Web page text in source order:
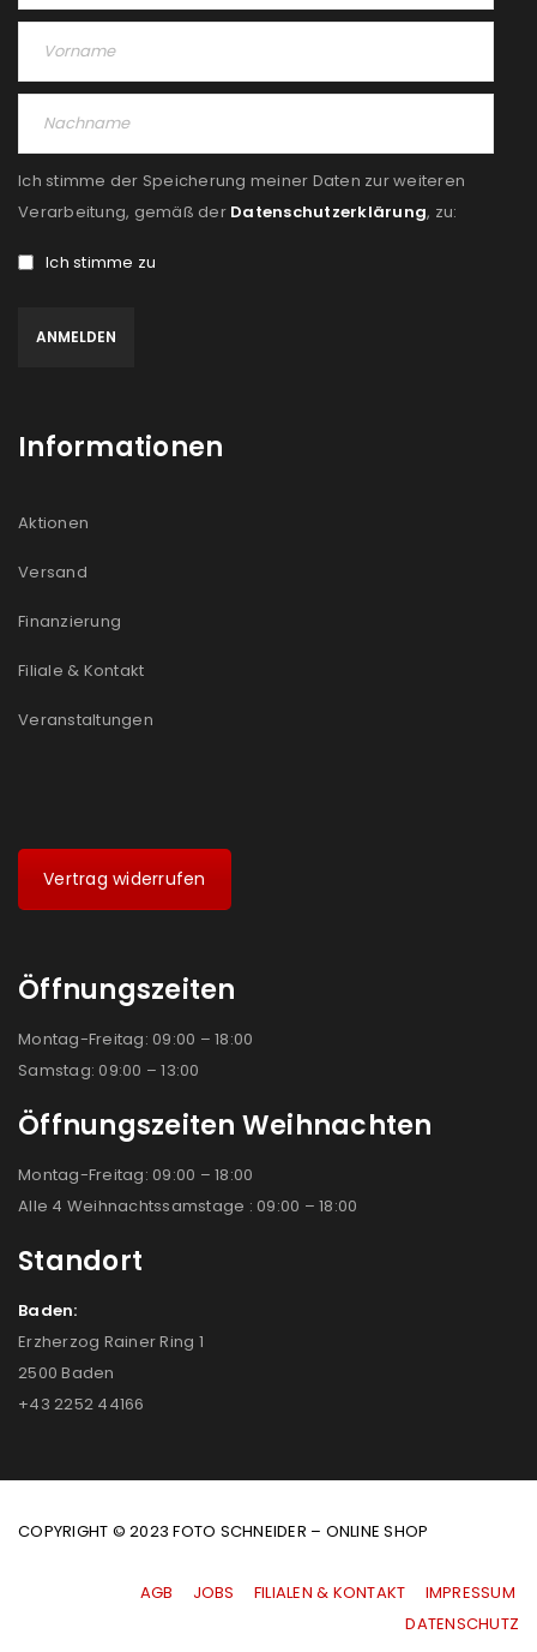
ANMELDEN
PASSWORT VERGESSEN?
REGISTRIEREN
E-Mail-Adresse
NEWSLETTER ABONNIEREN
Ich stimme der Speicherung meiner Daten zur weiteren
Verarbeitung, gemäß der Datenschutzerklärung, zu:
Ich stimme zu
Informationen
Aktionen
Versand
Finanzierung
Filiale & Kontakt
Veranstaltungen
Vertrag widerrufen
Öffnungszeiten
Montag-Freitag: 09:00 – 18:00
Samstag: 09:00 – 13:00
Öffnungszeiten Weihnachten
Montag-Freitag: 09:00 – 18:00
Alle 4 Weihnachtssamstage : 09:00 – 18:00
Standort
Baden:
Erzherzog Rainer Ring 1
2500 Baden
+43 2252 44166
COPYRIGHT © 2023 FOTO SCHNEIDER – ONLINE SHOP
AGB JOBS FILIALEN & KONTAKT
IMPRESSUM
|DATENSCHUTZ